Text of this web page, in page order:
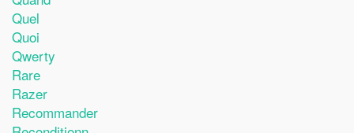
Quel
Quoi
Qwerty
Rare
Razer
Recommander